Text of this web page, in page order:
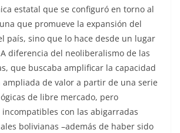
estatal que se configuró en torno al
que promueve la expansión del
país, sino que lo hace desde un lugar
diferencia del neoliberalismo de las
que buscaba amplificar la capacidad
de valor a partir de una serie
de libre mercado, pero
con las abigarradas
bolivianas –además de haber sido